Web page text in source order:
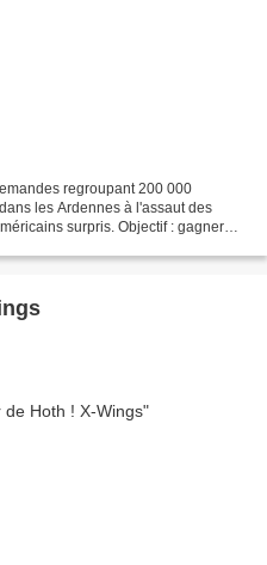
regroupant 200 000
les Ardennes à l'assaut des
surpris. Objectif : gagner